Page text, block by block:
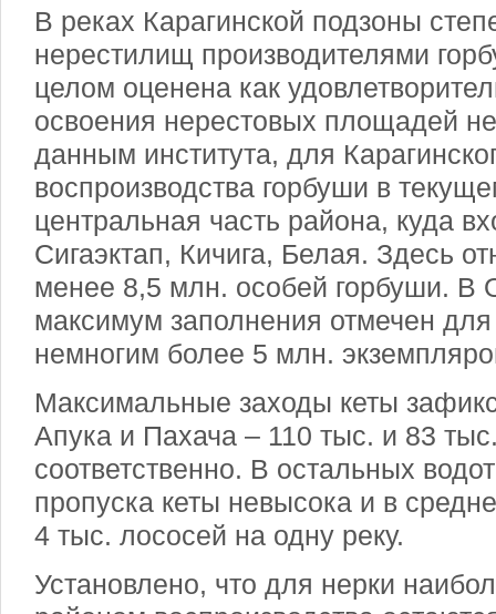
В реках Карагинской подзоны
нерестилищ производителями
целом оценена как
освоения нерестовых площадей
данным института, для
воспроизводства горбуши в
центральная часть района, куда
Сигаэктап, Кичига, Белая. Здесь
менее 8,5 млн. особей горбуши. В
максимум заполнения отмечен
немногим более 5 млн.
Максимальные заходы кеты
Апука и Пахача – 110 тыс. и 83
соответственно. В остальных
пропуска кеты невысока и в
4 тыс. лососей на одну реку.
Установлено, что для нерки